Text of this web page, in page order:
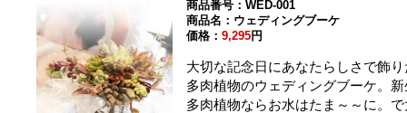
商品番号：WED-001
商品名：ウェディングブーケ
価格： 9,295円
大切な記念日にあなたらしさで飾
多肉植物のウェディングブーケ。
多肉植物ならお水はたま～～に。